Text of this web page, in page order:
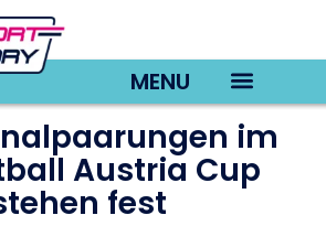
MENU
im
Austria Cup
fest